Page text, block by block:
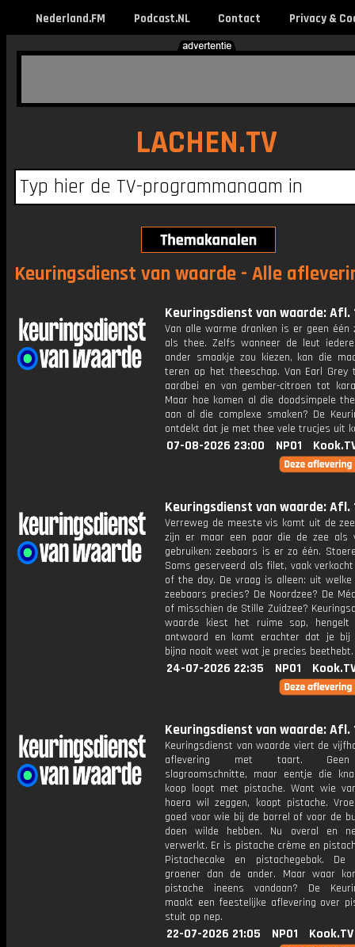
Nederland.FM Podcast.NL Contact Privacy &
LACHEN.TV
Keuringsdienst van waarde - Alle
Keuringsdienst van waarde: Afl.
Van alle warme dranken is er geen één
als thee. Zelfs wanneer de leut
ander smaakje zou kiezen, kan die
teren op het theeschap. Van Earl Grey
aardbei en van gember-citroen tot
Maar hoe komen al die doodsimpele
aan al die complexe smaken? De
ontdekt dat je met thee vele trucjes uit
07-08-2026 23:00 NPO1
Keuringsdienst van waarde: Afl.
Verreweg de meeste vis komt uit de
zijn er maar een paar die de zee als
gebruiken: zeebaars is er zo één.
Soms geserveerd als filet, vaak
of the day. De vraag is alleen: uit
zeebaars precies? De Noordzee? De
of misschien de Stille Zuidzee?
waarde kiest het ruime sop,
antwoord en komt erachter dat je bij
bijna nooit weet wat je precies beethebt.
24-07-2026 22:35 NPO1
Keuringsdienst van waarde: Afl.
Keuringsdienst van waarde viert de
aflevering met taart.
slagroomschnitte, maar eentje die
koop loopt met pistache. Want wie
hoera wil zeggen, koopt pistache.
goed voor wie bij de borrel of voor de
doen wilde hebben. Nu overal en
verwerkt. Er is pistache crème en
Pistachecake en pistachegebak.
groener dan de ander. Maar waar
pistache ineens vandaan? De
maakt een feestelijke aflevering over
stuit op nep.
22-07-2026 21:05 NPO1 Kook.TV